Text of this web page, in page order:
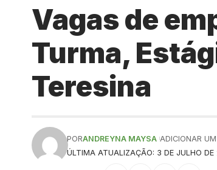
Vagas de
Turma,
Teresina
ÚLTIMA ATUALIZAÇÃO: 3 DE JULHO
PORANDREYNA MAYSA ADICIONAR